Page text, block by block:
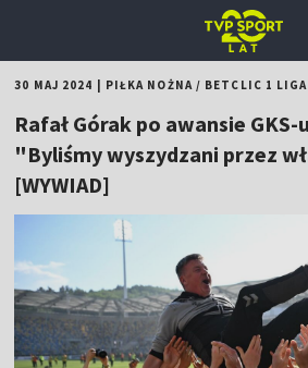
30 MAJ 2024 PIŁKA NOŻNA/ BETCLIC 1 LIGA
Rafał Górak po awansie
"Byliśmy wyszydzani przez
[WYWIAD]